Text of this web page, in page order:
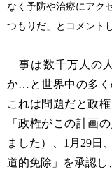
なく予防や治療にアク
つもりだ」とコメント
事は数千万人の
か…と世界中の多く
これは問題だと政
「政権がこの計画
ました）、1月29日
道的免除」を承認し